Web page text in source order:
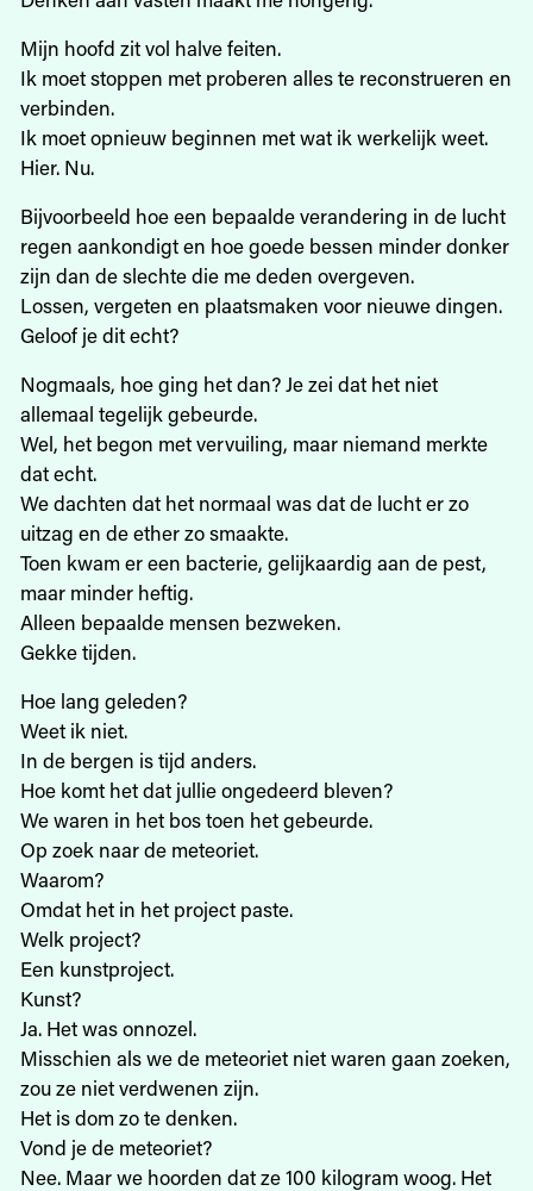
Mijn hoofd zit vol halve feiten.
Ik moet stoppen met proberen alles te reconstrueren en
verbinden.
Ik moet opnieuw beginnen met wat ik werkelijk weet.
Hier. Nu.
Bijvoorbeeld hoe een bepaalde verandering in de lucht
regen aankondigt en hoe goede bessen minder donker
zijn dan de slechte die me deden overgeven.
Lossen, vergeten en plaatsmaken voor nieuwe dingen.
Geloof je dit echt?
Nogmaals, hoe ging het dan? Je zei dat het niet
allemaal tegelijk gebeurde.
Wel, het begon met vervuiling, maar niemand merkte
dat echt.
We dachten dat het normaal was dat de lucht er zo
uitzag en de ether zo smaakte.
Toen kwam er een bacterie, gelijkaardig aan de pest,
maar minder heftig.
Alleen bepaalde mensen bezweken.
Gekke tijden.
Hoe lang geleden?
Weet ik niet.
In de bergen is tijd anders.
Hoe komt het dat jullie ongedeerd bleven?
We waren in het bos toen het gebeurde.
Op zoek naar de meteoriet.
Waarom?
Omdat het in het project paste.
Welk project?
Een kunstproject.
Kunst?
Ja. Het was onnozel.
Misschien als we de meteoriet niet waren gaan zoeken,
zou ze niet verdwenen zijn.
Het is dom zo te denken.
Vond je de meteoriet?
Nee. Maar we hoorden dat ze 100 kilogram woog. Het